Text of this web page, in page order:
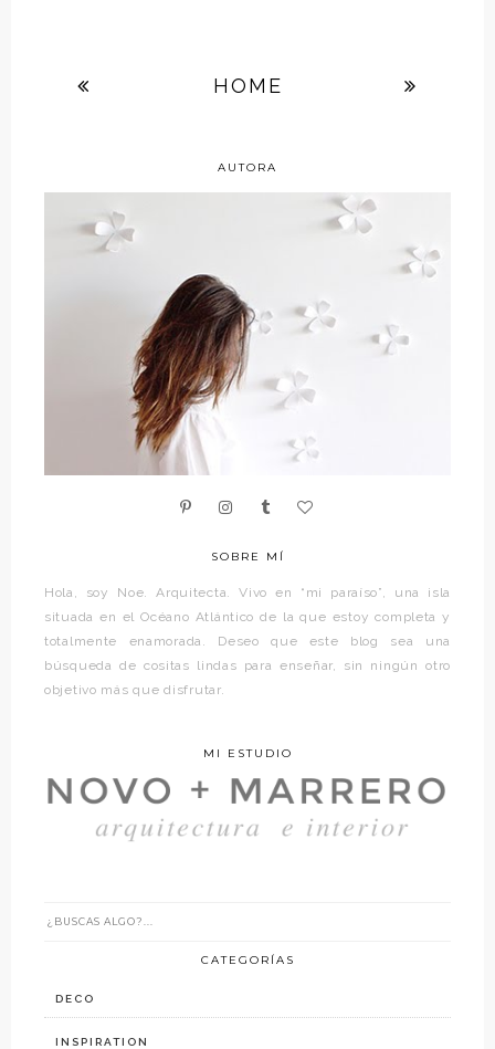
HOME
AUTORA
SOBRE MÍ
Hola, soy Noe. Arquitecta. Vivo en “mi paraíso”, una isla
situada en el Océano Atlántico de la que estoy completa y
totalmente enamorada. Deseo que este blog sea una
búsqueda de cositas lindas para enseñar, sin ningún otro
objetivo más que disfrutar.
MI ESTUDIO
CATEGORÍAS
DECO
INSPIRATION